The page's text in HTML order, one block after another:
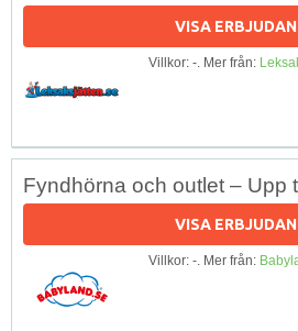
VISA
Villkor: -. Mer från:
Fyndhörna och outlet – Upp
VISA
Villkor: -. Mer från: